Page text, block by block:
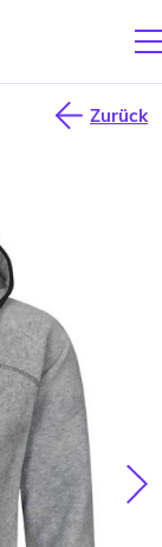
Zurück